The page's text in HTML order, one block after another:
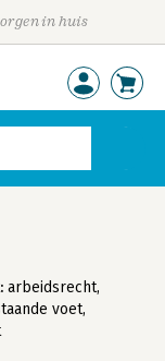
in huis
arbeidsrecht,
voet,